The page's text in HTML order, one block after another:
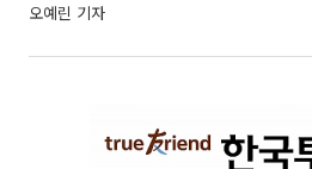
오예린 기자